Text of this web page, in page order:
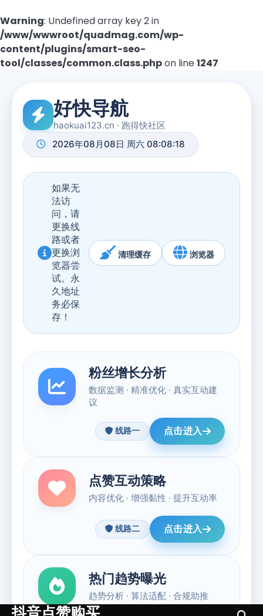
Warning: Undefined array key 2 in
/www/wwwroot/quadmag.com/wp-
content/plugins/smart-seo-
tool/classes/common.class.phpon line1247
Skip抖音点赞购买